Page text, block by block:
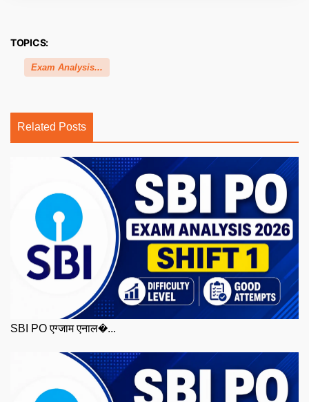
TOPICS:
Exam Analysis...
Related Posts
SBI PO एग्जाम एनाल�...